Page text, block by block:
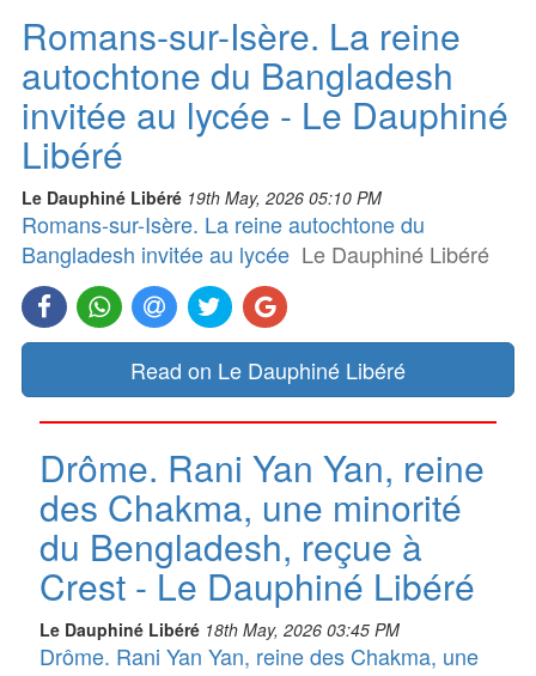
Romans-sur-Isère. La reine
autochtone du Bangladesh
invitée au lycée - Le Dauphiné
Libéré
Le Dauphiné Libéré 19th May, 2026 05:10 PM
Romans-sur-Isère. La reine autochtone du
Bangladesh invitée au lycée Le Dauphiné Libéré
Read on Le Dauphiné Libéré
Drôme. Rani Yan Yan, reine
des Chakma, une minorité
du Bengladesh, reçue à
Crest - Le Dauphiné Libéré
Le Dauphiné Libéré 18th May, 2026 03:45 PM
Drôme. Rani Yan Yan, reine des Chakma, une